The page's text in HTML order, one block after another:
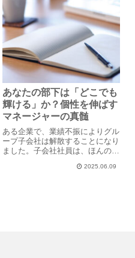
あなたの部下は「どこでも
輝ける」か？個性を伸ばす
マネージャーの真髄
ある企業で、業績不振によりグル
ープ子会社は解散することになり
ました。子会社社員は、ほんの一
は、大部分の人が解雇と決まりま
2025.06.09